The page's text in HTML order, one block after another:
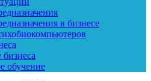
в бизнесе
обучение